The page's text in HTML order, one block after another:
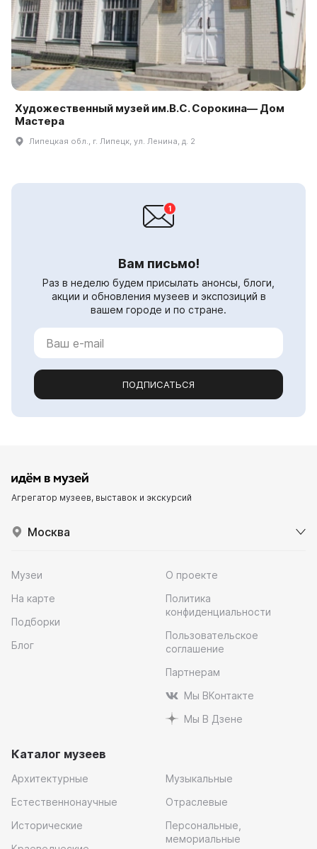
Художественный музей им.В.С. Сорокина— Дом
Мастера
Липецкая обл., г. Липецк, ул. Ленина, д. 2
Вам письмо!
Раз в неделю будем присылать анонсы, блоги,
акции и обновления музеев и экспозиций в
вашем городе и по стране.
ПОДПИСАТЬСЯ
Агрегатор музеев, выставок и экскурсий
Москва
Музеи
На карте
Подборки
Блог
О проекте
Политика
конфиденциальности
Пользовательское
соглашение
Партнерам
Мы ВКонтакте
Мы В Дзене
Каталог музеев
Архитектурные
Естественнонаучные
Исторические
Музыкальные
Отраслевые
Персональные,
мемориальные